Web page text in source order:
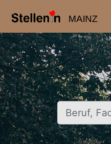
MAINZ
Beruf,